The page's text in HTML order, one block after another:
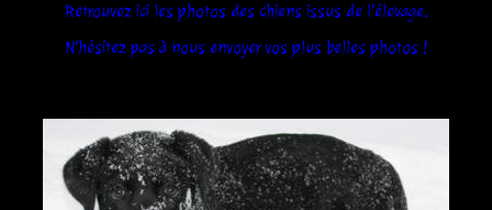
Retrouvez ici les photos des chiens issus de l'élevage.
N'hésitez pas à nous envoyer vos plus belles photos !